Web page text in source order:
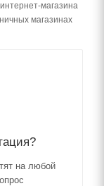
магазина
магазинах
на любой